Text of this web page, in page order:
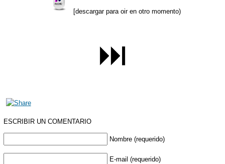
[descargar para oir en otro momento)
ESCRIBIR UN COMENTARIO
Nombre (requerido)
E-mail (requerido)